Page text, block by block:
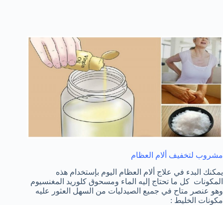
مشروب لتخفيف ألام العظام
يمكنك البدء في علاج ألام العظام اليوم بإستخدام هذه
المكونات كل ما تحتاج إليه الماء ومسحوق كلوريد المغنسيوم
وهو عنصر متاح في جميع الصيدليات من السهل العثور عليه
مكونات الخليط :